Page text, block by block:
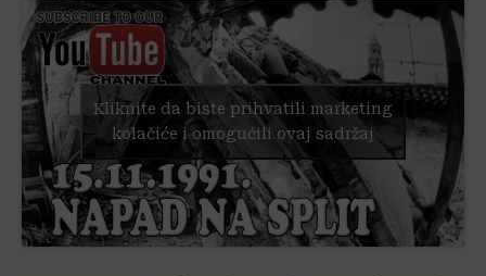
Kliknite da biste prihvatili marketing
kolačiće i omogućili ovaj sadržaj